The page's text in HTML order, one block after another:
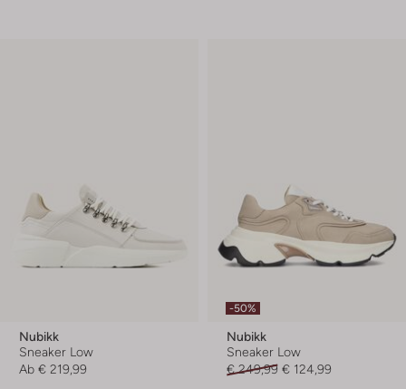
Nubikk
Sneaker Low
Ab € 219,99
-50%
Nubikk
Sneaker Low
€ 249,99 € 124,99